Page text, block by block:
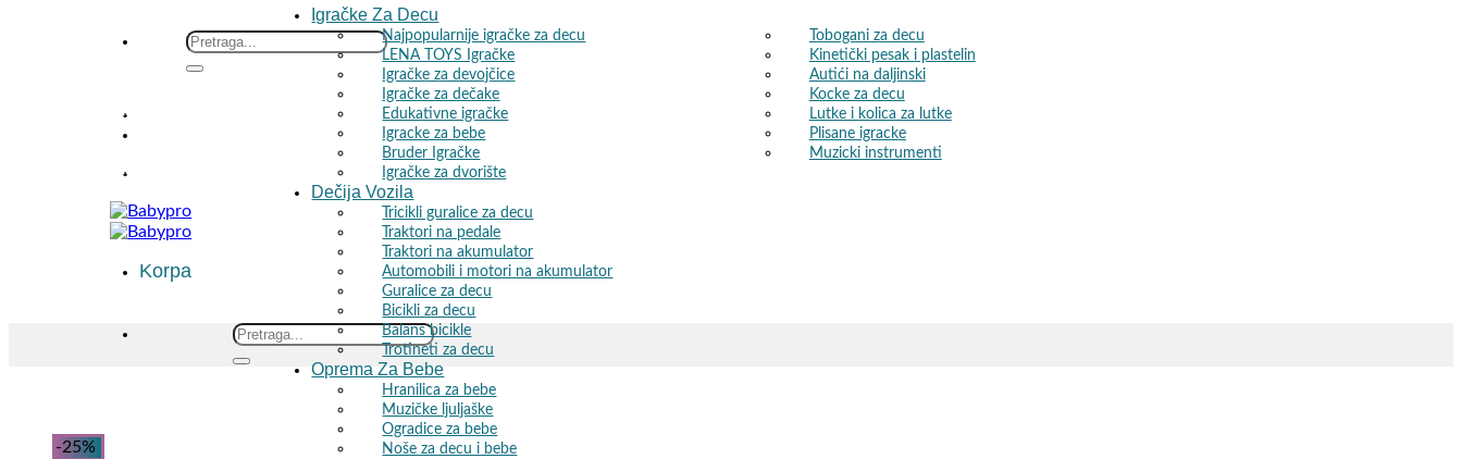
Search
🎁 Besplatna dostava za 3 ili više poručenih proizvoda! 🚚
🎁 Besplatna dostava za 3 ili više poručenih proizvoda! 🚚
Korpa
Igračke Za Decu
Najpopularnije igračke za decu
LENA TOYS Igračke
Igračke za devojčice
Igračke za dečake
Edukativne igračke
Igracke za bebe
Bruder Igračke
Igračke za dvorište
Tobogani za decu
Kinetički pesak i plastelin
Autići na daljinski
Kocke za decu
Lutke i kolica za lutke
Plisane igracke
Muzicki instrumenti
Dečija Vozila
Tricikli guralice za decu
Traktori na pedale
Traktori na akumulator
Automobili i motori na akumulator
Guralice za decu
Bicikli za decu
Balans bicikle
Trotineti za decu
Oprema Za Bebe
Hranilica za bebe
Muzičke ljuljaške
Ogradice za bebe
Noše za decu i bebe
Search
-25%